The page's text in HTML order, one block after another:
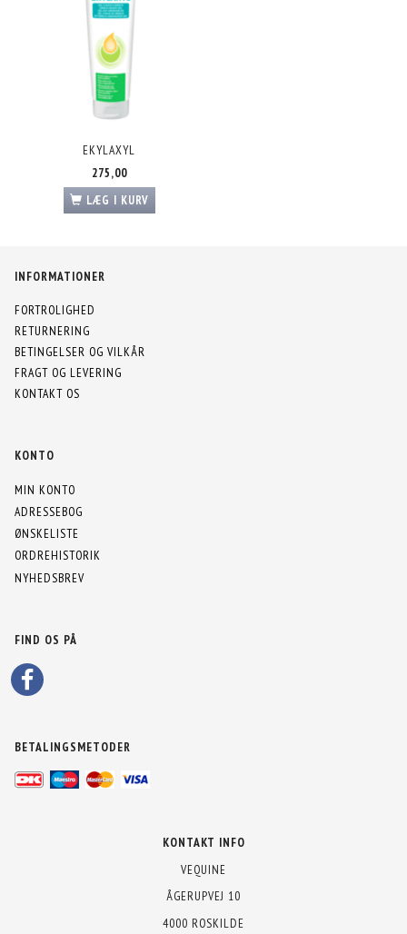
EKYLAXYL
275,00
LÆG I KURV
INFORMATIONER
FORTROLIGHED
RETURNERING
BETINGELSER OG VILKÅR
FRAGT OG LEVERING
KONTAKT OS
KONTO
MIN KONTO
ADRESSEBOG
ØNSKELISTE
ORDREHISTORIK
NYHEDSBREV
FIND OS PÅ
BETALINGSMETODER
KONTAKT INFO
VEQUINE
ÅGERUPVEJ 10
4000 ROSKILDE